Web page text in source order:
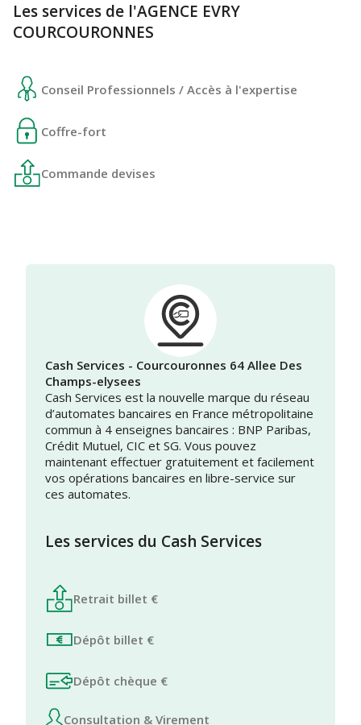
Les services de l'AGENCE EVRY
COURCOURONNES
Conseil Professionnels / Accès à l'expertise
Coffre-fort
Commande devises
Cash Services - Courcouronnes 64 Allee Des
Champs-elysees
Cash Services est la nouvelle marque du réseau
d’automates bancaires en France métropolitaine
commun à 4 enseignes bancaires : BNP Paribas,
Crédit Mutuel, CIC et SG. Vous pouvez
maintenant effectuer gratuitement et facilement
vos opérations bancaires en libre-service sur
ces automates.
Les services du Cash Services
Retrait billet €
Dépôt billet €
Dépôt chèque €
Consultation & Virement